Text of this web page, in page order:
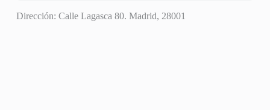
Dirección: Calle Lagasca 80. Madrid, 28001